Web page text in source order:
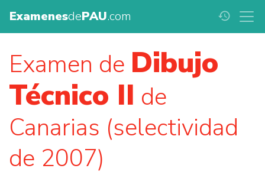
ExamenesdePAU.com history
Examen de Dibujo
Técnico II de
Canarias (selectividad
de 2007)